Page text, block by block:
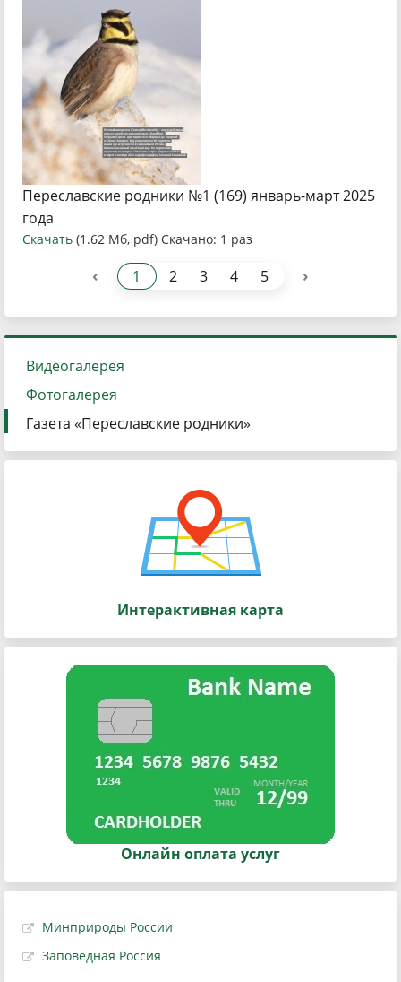
Переславские родники №1 (169) январь-март 2025
года
Скачать (1.62 Мб, pdf) Скачано: 1 раз
‹ 1 2 3 4 5 ›
Видеогалерея
Фотогалерея
Газета «Переславские родники»
Интерактивная карта
Онлайн оплата услуг
Минприроды России
Заповедная Россия